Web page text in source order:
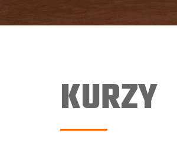
KURZY